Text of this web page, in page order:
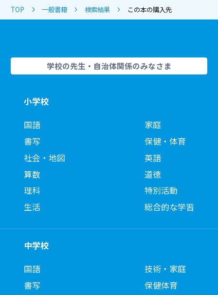
TOP 一般書籍 検索結果 この本の購入先
学校の先生・自治体関係のみなさま
小学校
国語
書写
社会・地図
算数
理科
生活
家庭
保健・体育
英語
道徳
特別活動
総合的な学習
中学校
国語
書写
技術・家庭
保健体育